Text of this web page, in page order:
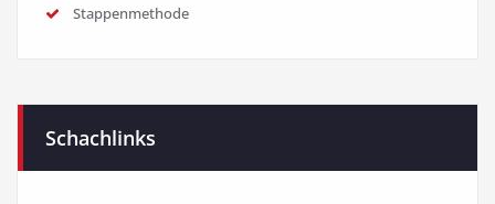
Stappenmethode
Schachlinks